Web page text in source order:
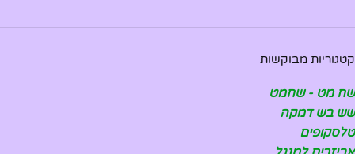
קטגוריות מבוקשות
שח מט - שחמט
שש בש דמקה
טלסקופים